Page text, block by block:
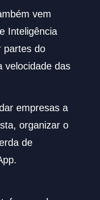
vem
Inteligência
partes do
velocidade das
empresas a
organizar o
de